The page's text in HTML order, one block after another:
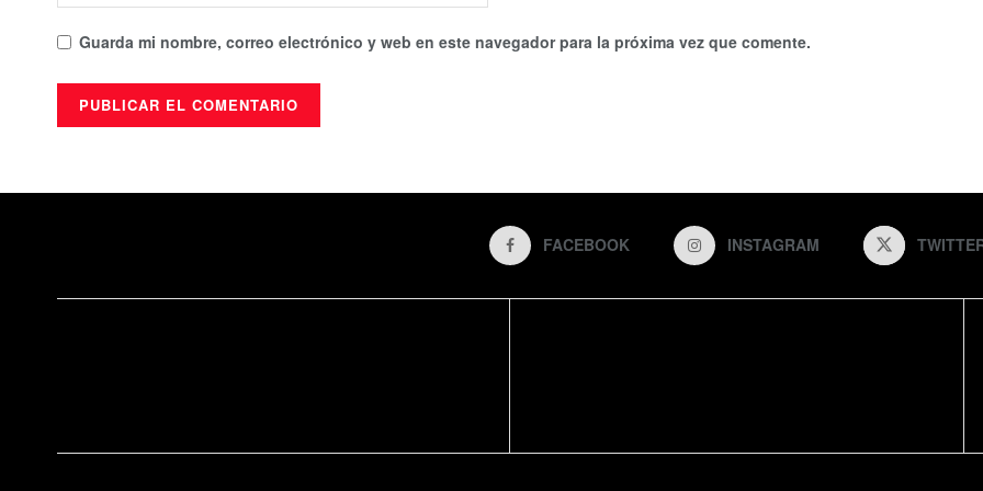
Guarda mi nombre, correo electrónico y web en este navegador para la próxima vez que comente.
FACEBOOK INSTAGRAM